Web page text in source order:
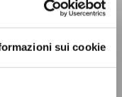
sui cookie
stelle, è una
il